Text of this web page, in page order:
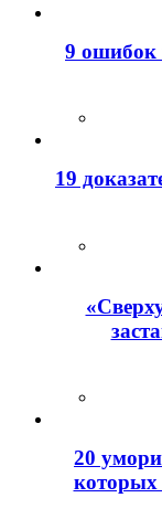
9 ошибок
19
20
которых